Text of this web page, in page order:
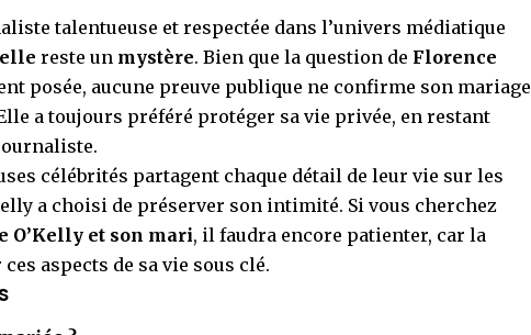
talentueuse et respectée dans l’univers médiatique
reste un mystère. Bien que la question de Florence
posée, aucune preuve publique ne confirme son mariage
a toujours préféré protéger sa vie privée, en restant
célébrités partagent chaque détail de leur vie sur les
a choisi de préserver son intimité. Si vous cherchez
O’Kelly et son mari, il faudra encore patienter, car la
aspects de sa vie sous clé.